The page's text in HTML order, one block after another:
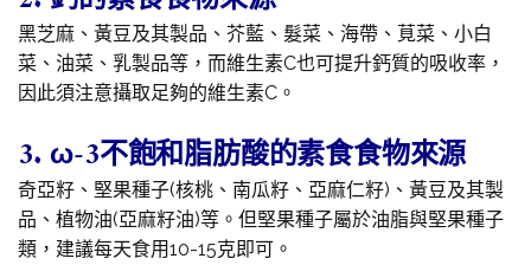
黑芝麻、黃豆及其製品、芥藍、髮菜、海帶、莧菜、小白
菜、油菜、乳製品等，而維生素C也可提升鈣質的吸收率，
因此須注意攝取足夠的維生素C。
3. ω-3不飽和脂肪酸的素食食物來源
奇亞籽、堅果種子(核桃、南瓜籽、亞麻仁籽)、黃豆及其製
品、植物油(亞麻籽油)等。但堅果種子屬於油脂與堅果種子
類，建議每天食用10-15克即可。